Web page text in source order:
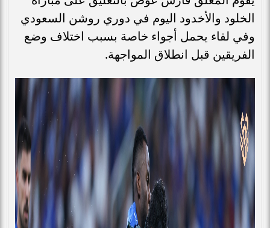
الخلود والأخدود اليوم في دوري روشن السعودي
وفي لقاء يحمل أجواء خاصة بسبب اختلاف وضع
الفريقين قبل انطلاق المواجهة.